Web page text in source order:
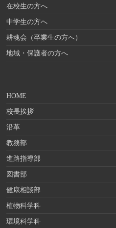
在校生の方へ
中学生の方へ
耕魂会（卒業生の方へ）
地域・保護者の方へ
HOME
校長挨拶
沿革
教務部
進路指導部
図書部
健康相談部
植物科学科
環境科学科